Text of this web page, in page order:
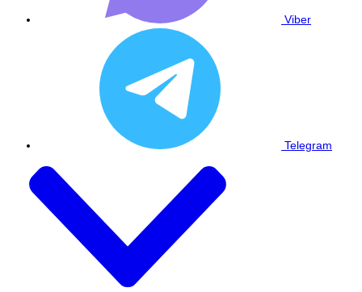
Viber
Telegram